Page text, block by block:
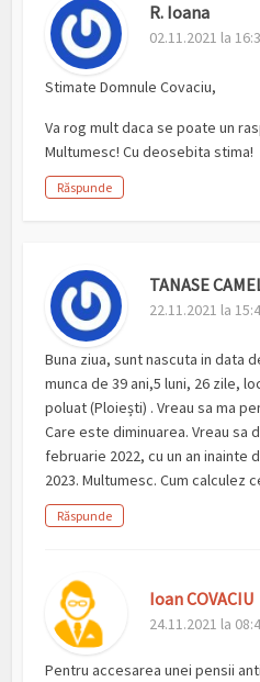
R. Ioana
02.11.2021 la
Stimate Domnule Covaciu,
Va rog mult daca se poate un
Multumesc! Cu deosebita stima!
Răspunde
TANASE
22.11.2021 la
Buna ziua, sunt nascuta in data
munca de 39 ani,5 luni, 26 zile,
poluat (Ploiești) . Vreau sa ma
Care este diminuarea. Vreau sa
februarie 2022, cu un an inainte
2023. Multumesc. Cum calculez
Răspunde
Ioan COVACIU
24.11.2021 la
Pentru accesarea unei pensii